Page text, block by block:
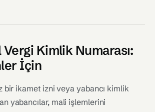
Kimlik Numarası:
İçin
bir ikamet izni veya yabancı kimlik
yabancılar, mali işlemlerini